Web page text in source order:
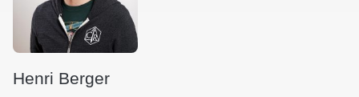
Henri Berger